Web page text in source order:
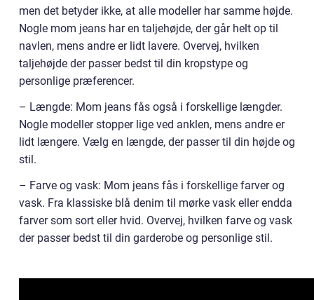
men det betyder ikke, at alle modeller har samme højde.
Nogle mom jeans har en taljehøjde, der går helt op til
navlen, mens andre er lidt lavere. Overvej, hvilken
taljehøjde der passer bedst til din kropstype og
personlige præferencer.
– Længde: Mom jeans fås også i forskellige længder.
Nogle modeller stopper lige ved anklen, mens andre er
lidt længere. Vælg en længde, der passer til din højde og
stil.
– Farve og vask: Mom jeans fås i forskellige farver og
vask. Fra klassiske blå denim til mørke vask eller endda
farver som sort eller hvid. Overvej, hvilken farve og vask
der passer bedst til din garderobe og personlige stil.